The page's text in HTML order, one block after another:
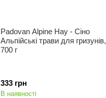
Padovan Alpine Hay - Сіно
Альпійські трави для гризунів,
700 г
333 грн
В наявності